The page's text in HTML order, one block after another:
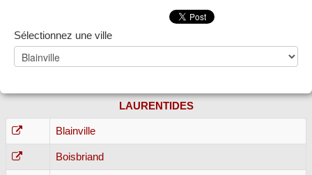
Sélectionnez une ville
LAURENTIDES
Blainville
Boisbriand